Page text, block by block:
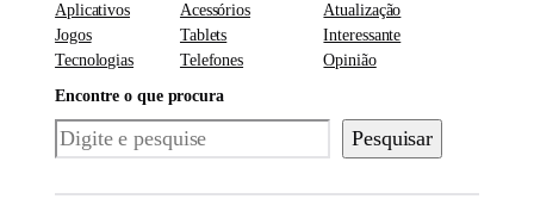
Aplicativos
Jogos
Tecnologias
Acessórios
Tablets
Telefones
Atualização
Interessante
Opinião
Encontre o que procura
Pesquisar Pesquisar